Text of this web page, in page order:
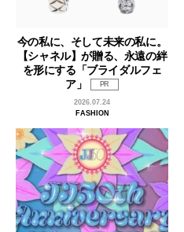
今の私に、そして未来の私に。
【シャネル】が贈る、永遠の絆
を形にする「ブライダルフェ
ア」
PR
2026.07.24
FASHION